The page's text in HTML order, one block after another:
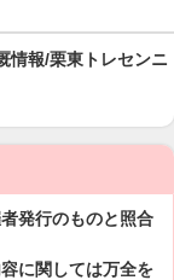
情報/栗東トレセンニ
発行のものと照合
に関しては万全を